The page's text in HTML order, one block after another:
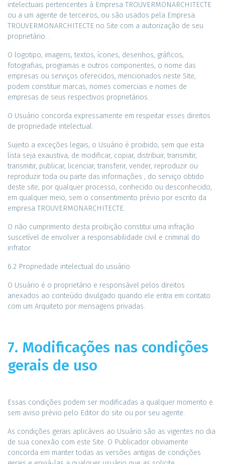
intelectuais pertencentes à Empresa TROUVERMONARCHITECTE
ou a um agente de terceiros, ou são usados ​​pela Empresa
TROUVERMONARCHITECTE no Site com a autorização de seu
proprietário. .
O logotipo, imagens, textos, ícones, desenhos, gráficos,
fotografias, programas e outros componentes, o nome das
empresas ou serviços oferecidos, mencionados neste Site,
podem constituir marcas, nomes comerciais e nomes de
empresas de seus respectivos proprietários. .
O Usuário concorda expressamente em respeitar esses direitos
de propriedade intelectual.
Sujeito a exceções legais, o Usuário é proibido, sem que esta
lista seja exaustiva, de modificar, copiar, distribuir, transmitir,
transmitir, publicar, licenciar, transferir, vender, reproduzir ou
reproduzir toda ou parte das informações , do serviço obtido
deste site, por qualquer processo, conhecido ou desconhecido,
em qualquer meio, sem o consentimento prévio por escrito da
empresa TROUVERMONARCHITECTE.
O não cumprimento desta proibição constitui uma infração
suscetível de envolver a responsabilidade civil e criminal do
infrator.
6.2 Propriedade intelectual do usuário
O Usuário é o proprietário e responsável pelos direitos
anexados ao conteúdo divulgado quando ele entra em contato
com um Arquiteto por mensagens privadas.
7. Modificações nas condições
gerais de uso
Essas condições podem ser modificadas a qualquer momento e
sem aviso prévio pelo Editor do site ou por seu agente.
As condições gerais aplicáveis ​​ao Usuário são as vigentes no dia
de sua conexão com este Site. O Publicador obviamente
concorda em manter todas as versões antigas de condições